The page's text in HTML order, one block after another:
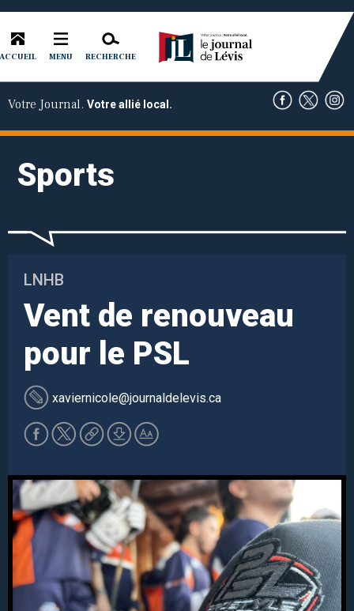
ACCUEIL MENU RECHERCHE
Votre Journal. Votre allié local.
Sports
LNHB
Vent de renouveau
pour le PSL
xaviernicole@journaldelevis.ca